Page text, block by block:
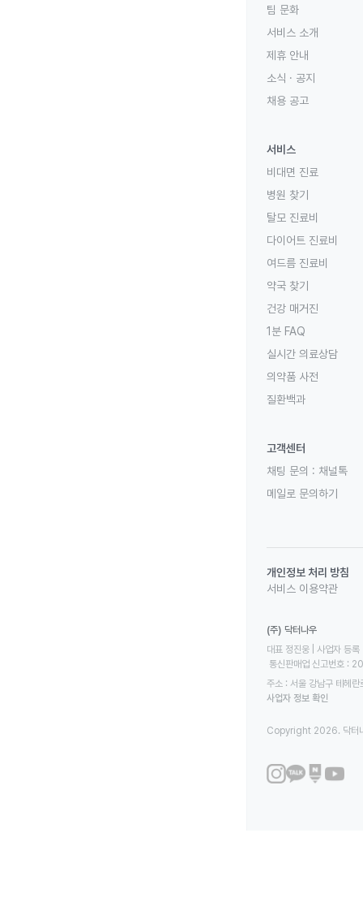
팀 문화
서비스 소개
제휴 안내
소식 · 공지
채용 공고
서비스
비대면 진료
병원 찾기
탈모 진료비
다이어트 진료비
여드름 진료비
약국 찾기
건강 매거진
1분 FAQ
실시간 의료상담
의약품 사전
질환백과
고객센터
채팅 문의 : 채널톡
메일로 문의하기
개인정보 처리 방침
서비스 이용약관
(주) 닥터나우
대표 정진웅 | 사업자
통신판매업 신고번호
주소 : 서울 강남구 테헤
사업자 정보 확인
Copyright 2026. 닥터